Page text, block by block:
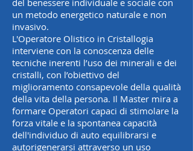
del benessere individuale e sociale con
un metodo energetico naturale e non
invasivo.
L'Operatore Olistico in Cristallogia
interviene con la conoscenza delle
tecniche inerenti l’uso dei minerali e dei
cristalli, con l’obiettivo del
miglioramento consapevole della qualità
della vita della persona. Il Master mira a
formare Operatori capaci di stimolare la
forza vitale e la spontanea capacità
dell'individuo di auto equilibrarsi e
autorigenerarsi attraverso un uso